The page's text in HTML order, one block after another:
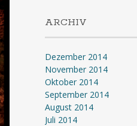
ARCHIV
Dezember 2014
November 2014
Oktober 2014
September 2014
August 2014
Juli 2014